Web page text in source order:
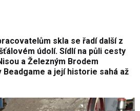
skla se řadí další z
údolí. Sídlí na půli cesty
a Železným Brodem
Beadgame a její historie sahá až